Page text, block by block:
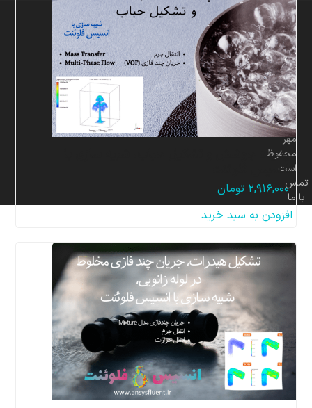
پدیده جوشش و تشکیل حباب، شبیه سازی با
انسیس فلوئنت
۲,۹۱۶,۰۰۰ تومان
افزودن به سبد خرید
تمامی
حقوق
برای
شرکت
پردازشگران
صنعت
سیال
و
سازه
مهر
محفوظ
است.
تماس
با ما